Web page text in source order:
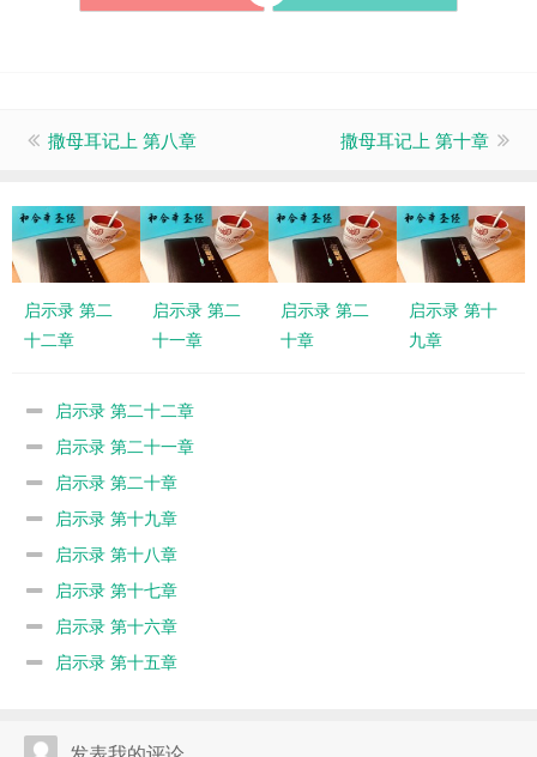
撒母耳记上 第八章 撒母耳记上 第十章
启示录 第二
十二章
启示录 第二
十一章
启示录 第二
十章
启示录 第十
九章
启示录 第二十二章
启示录 第二十一章
启示录 第二十章
启示录 第十九章
启示录 第十八章
启示录 第十七章
启示录 第十六章
启示录 第十五章